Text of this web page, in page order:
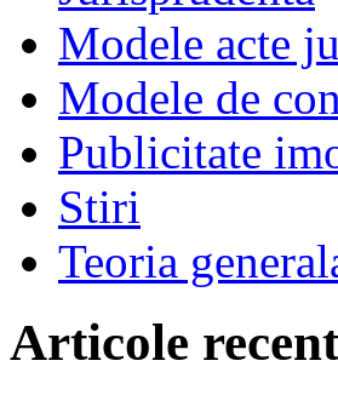
Modele acte
Modele de
Publicitate
Stiri
Teoria
Articole